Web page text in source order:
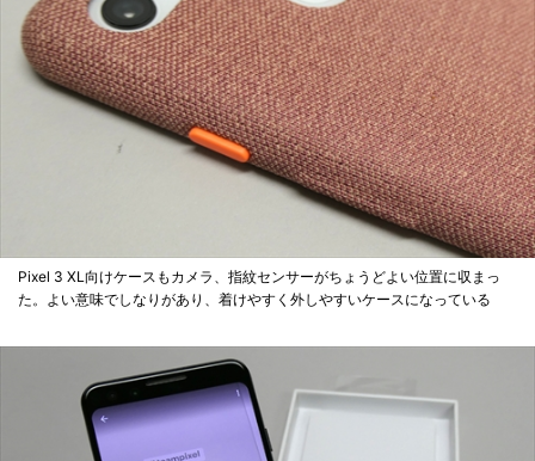
Pixel 3 XL向けケースもカメラ、指紋センサーがちょうどよい位置に収まっ
た。よい意味でしなりがあり、着けやすく外しやすいケースになっている